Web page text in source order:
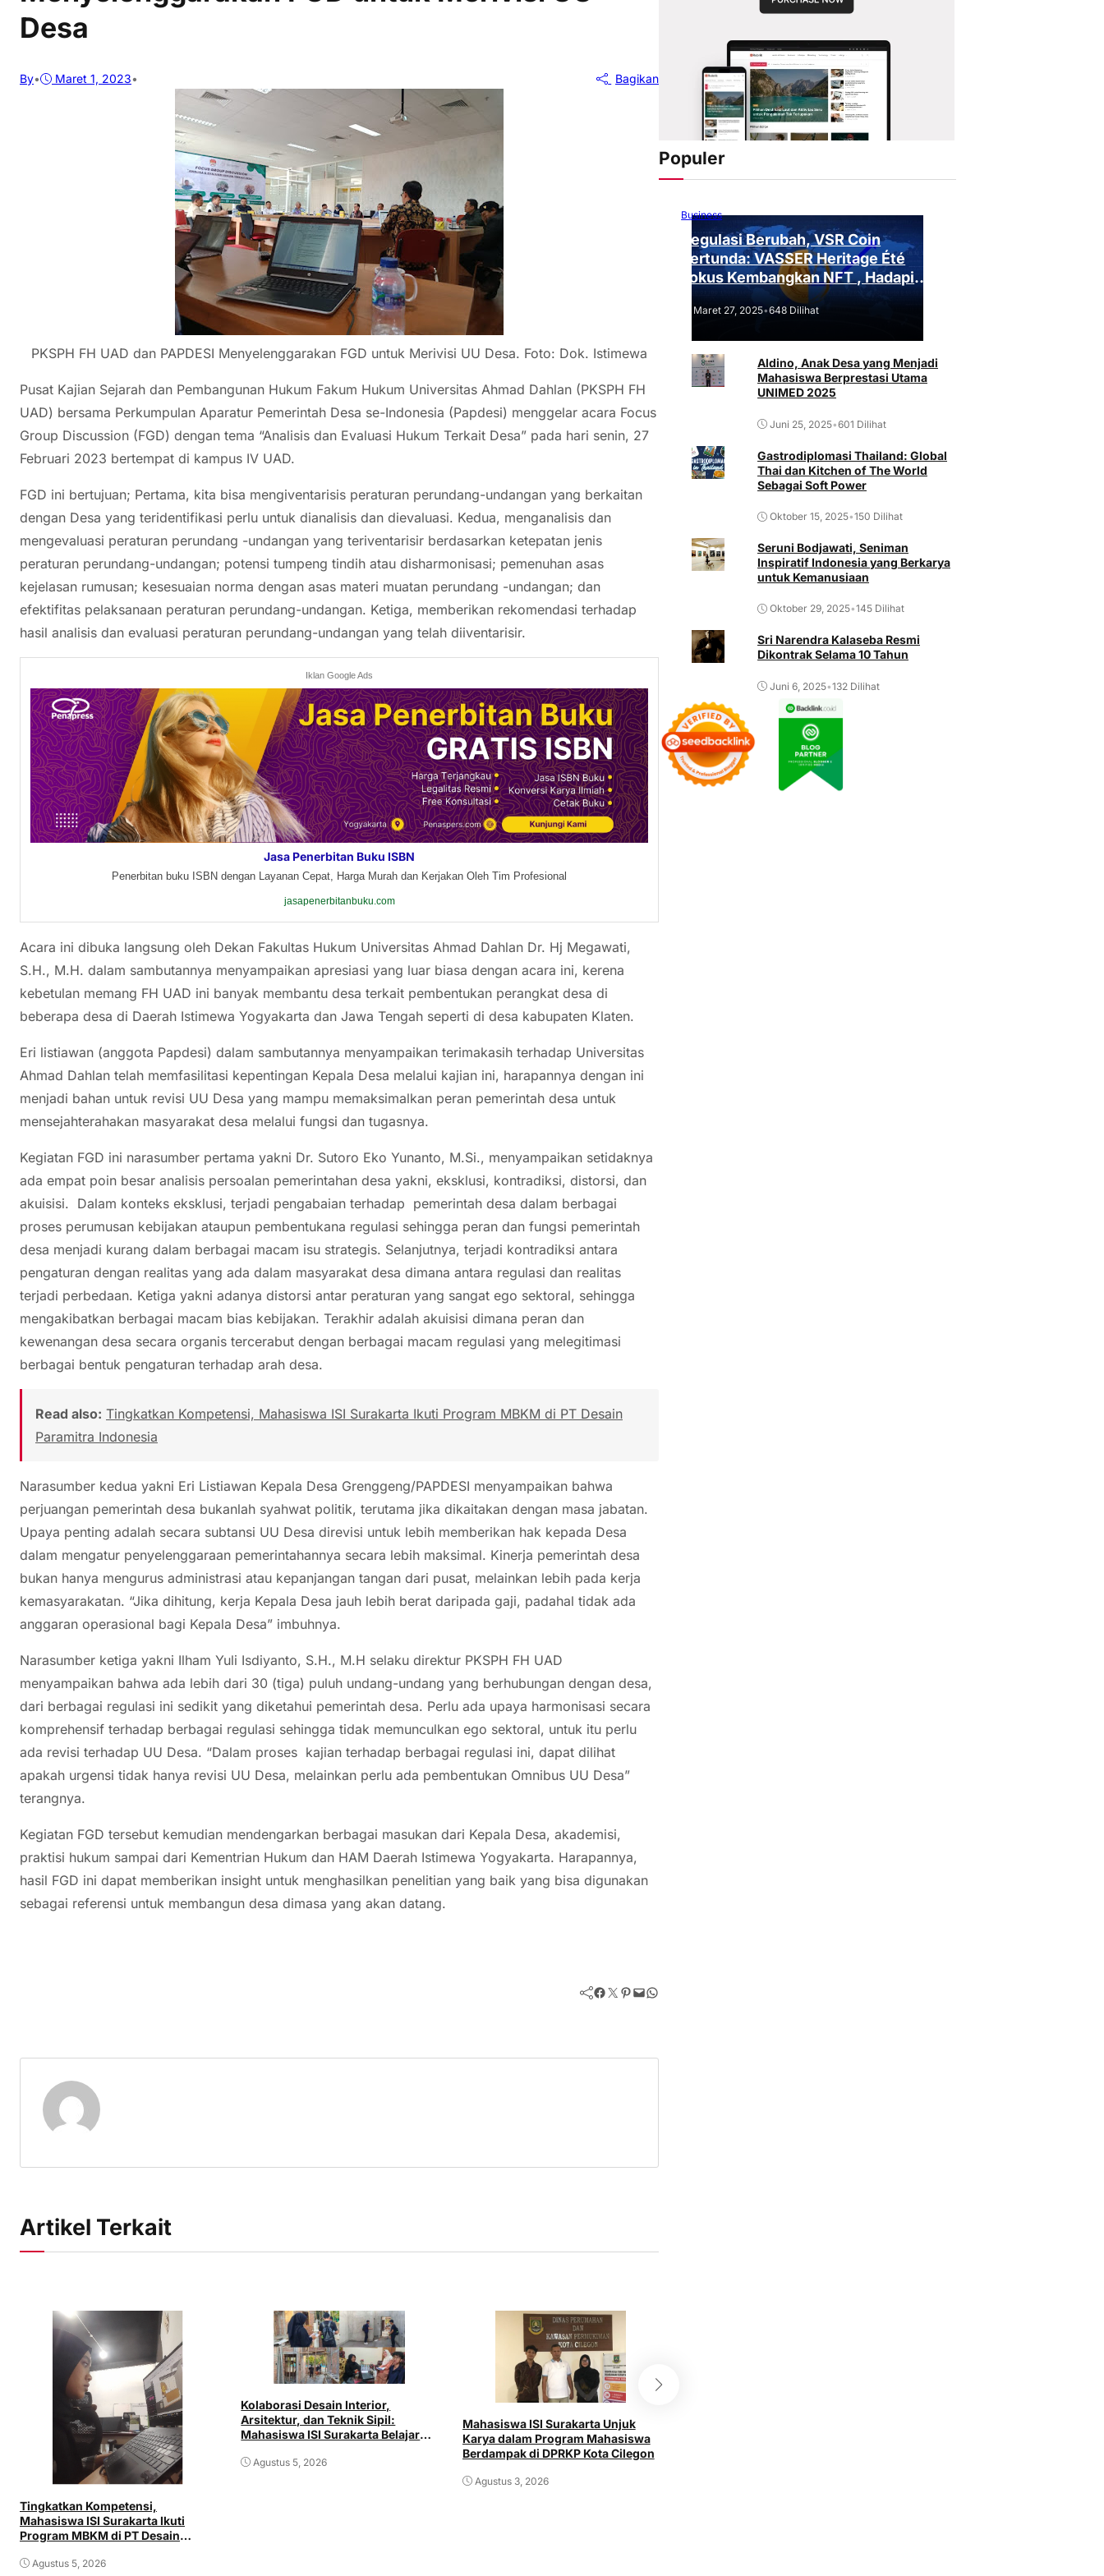
Desa
By• Maret 1, 2023• Bagikan
PKSPH FH UAD dan PAPDESI Menyelenggarakan FGD untuk Merivisi UU Desa. Foto: Dok. Istimewa
Pusat Kajian Sejarah dan Pembangunan Hukum Fakum Hukum Universitas Ahmad Dahlan (PKSPH FH
UAD) bersama Perkumpulan Aparatur Pemerintah Desa se-Indonesia (Papdesi) menggelar acara Focus
Group Discussion (FGD) dengan tema “Analisis dan Evaluasi Hukum Terkait Desa” pada hari senin, 27
Februari 2023 bertempat di kampus IV UAD.
FGD ini bertujuan; Pertama, kita bisa mengiventarisis peraturan perundang-undangan yang berkaitan
dengan Desa yang teridentifikasi perlu untuk dianalisis dan dievaluasi. Kedua, menganalisis dan
mengevaluasi peraturan perundang -undangan yang teriventarisir berdasarkan ketepatan jenis
peraturan perundang-undangan; potensi tumpeng tindih atau disharmonisasi; pemenuhan asas
kejelasan rumusan; kesesuaian norma dengan asas materi muatan perundang -undangan; dan
efektifitas pelaksanaan peraturan perundang-undangan. Ketiga, memberikan rekomendasi terhadap
hasil analisis dan evaluasi peraturan perundang-undangan yang telah diiventarisir.
Iklan Google Ads
Jasa Penerbitan Buku ISBN
Penerbitan buku ISBN dengan Layanan Cepat, Harga Murah dan Kerjakan Oleh Tim Profesional
jasapenerbitanbuku.com
Acara ini dibuka langsung oleh Dekan Fakultas Hukum Universitas Ahmad Dahlan Dr. Hj Megawati,
S.H., M.H. dalam sambutannya menyampaikan apresiasi yang luar biasa dengan acara ini, kerena
kebetulan memang FH UAD ini banyak membantu desa terkait pembentukan perangkat desa di
beberapa desa di Daerah Istimewa Yogyakarta dan Jawa Tengah seperti di desa kabupaten Klaten.
Eri listiawan (anggota Papdesi) dalam sambutannya menyampaikan terimakasih terhadap Universitas
Ahmad Dahlan telah memfasilitasi kepentingan Kepala Desa melalui kajian ini, harapannya dengan ini
menjadi bahan untuk revisi UU Desa yang mampu memaksimalkan peran pemerintah desa untuk
mensejahterahakan masyarakat desa melalui fungsi dan tugasnya.
Kegiatan FGD ini narasumber pertama yakni Dr. Sutoro Eko Yunanto, M.Si., menyampaikan setidaknya
ada empat poin besar analisis persoalan pemerintahan desa yakni, eksklusi, kontradiksi, distorsi, dan
akuisisi. Dalam konteks eksklusi, terjadi pengabaian terhadap pemerintah desa dalam berbagai
proses perumusan kebijakan ataupun pembentukana regulasi sehingga peran dan fungsi pemerintah
desa menjadi kurang dalam berbagai macam isu strategis. Selanjutnya, terjadi kontradiksi antara
pengaturan dengan realitas yang ada dalam masyarakat desa dimana antara regulasi dan realitas
terjadi perbedaan. Ketiga yakni adanya distorsi antar peraturan yang sangat ego sektoral, sehingga
mengakibatkan berbagai macam bias kebijakan. Terakhir adalah akuisisi dimana peran dan
kewenangan desa secara organis tercerabut dengan berbagai macam regulasi yang melegitimasi
berbagai bentuk pengaturan terhadap arah desa.
Read also: Tingkatkan Kompetensi, Mahasiswa ISI Surakarta Ikuti Program MBKM di PT Desain
Paramitra Indonesia
Narasumber kedua yakni Eri Listiawan Kepala Desa Grenggeng/PAPDESI menyampaikan bahwa
perjuangan pemerintah desa bukanlah syahwat politik, terutama jika dikaitakan dengan masa jabatan.
Upaya penting adalah secara subtansi UU Desa direvisi untuk lebih memberikan hak kepada Desa
dalam mengatur penyelenggaraan pemerintahannya secara lebih maksimal. Kinerja pemerintah desa
bukan hanya mengurus administrasi atau kepanjangan tangan dari pusat, melainkan lebih pada kerja
kemasyarakatan. “Jika dihitung, kerja Kepala Desa jauh lebih berat daripada gaji, padahal tidak ada
anggaran operasional bagi Kepala Desa” imbuhnya.
Narasumber ketiga yakni Ilham Yuli Isdiyanto, S.H., M.H selaku direktur PKSPH FH UAD
menyampaikan bahwa ada lebih dari 30 (tiga) puluh undang-undang yang berhubungan dengan desa,
dari berbagai regulasi ini sedikit yang diketahui pemerintah desa. Perlu ada upaya harmonisasi secara
komprehensif terhadap berbagai regulasi sehingga tidak memunculkan ego sektoral, untuk itu perlu
ada revisi terhadap UU Desa. “Dalam proses kajian terhadap berbagai regulasi ini, dapat dilihat
apakah urgensi tidak hanya revisi UU Desa, melainkan perlu ada pembentukan Omnibus UU Desa”
terangnya.
Kegiatan FGD tersebut kemudian mendengarkan berbagai masukan dari Kepala Desa, akademisi,
praktisi hukum sampai dari Kementrian Hukum dan HAM Daerah Istimewa Yogyakarta. Harapannya,
hasil FGD ini dapat memberikan insight untuk menghasilkan penelitian yang baik yang bisa digunakan
sebagai referensi untuk membangun desa dimasa yang akan datang.
Facebook Twitter Pinterest Mail WhatsApp
Artikel Terkait
Tingkatkan Kompetensi,
Mahasiswa ISI Surakarta Ikuti
Program MBKM di PT Desain
Agustus 5, 2026
Kolaborasi Desain Interior,
Arsitektur, dan Teknik Sipil:
Mahasiswa ISI Surakarta Belajar
Agustus 5, 2026
Mahasiswa ISI Surakarta Unjuk
Karya dalam Program Mahasiswa
Berdampak di DPRKP Kota Cilegon
Agustus 3, 2026
Populer
Business
Regulasi Berubah, VSR Coin
Tertunda: VASSER Heritage Été
Fokus Kembangkan NFT , Hadapi
Tantangan Regulasi!
Maret 27, 2025•648 Dilihat
Aldino, Anak Desa yang Menjadi
Mahasiswa Berprestasi Utama
UNIMED 2025
Juni 25, 2025•601 Dilihat
Gastrodiplomasi Thailand: Global
Thai dan Kitchen of The World
Sebagai Soft Power
Oktober 15, 2025•150 Dilihat
Seruni Bodjawati, Seniman
Inspiratif Indonesia yang Berkarya
untuk Kemanusiaan
Oktober 29, 2025•145 Dilihat
Sri Narendra Kalaseba Resmi
Dikontrak Selama 10 Tahun
Juni 6, 2025•132 Dilihat